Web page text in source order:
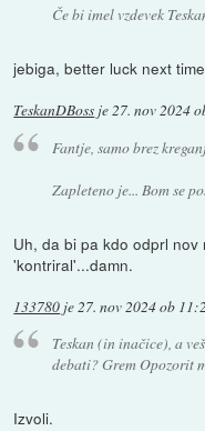
Če bi imel vzdevek
jebiga, better luck next
TeskanDBoss je27. nov 2024
Fantje, samo brez
Zapleteno je... Bom se
Uh, da bi pa kdo odprl
'kontriral'...damn.
133780 je27. nov 2024 ob
Teskan (in inačice), a
debati? Grem Opozorit
Izvoli.